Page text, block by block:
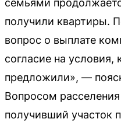
семьями
получили квартиры.
вопрос о выплате
согласие на
предложили», —
Вопросом
получивший участок